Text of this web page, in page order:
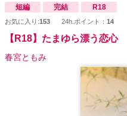
短編 完結 R18
お気に入り:153 24h.ポイント： 14
【R18】たまゆら漂う恋心
春宮ともみ